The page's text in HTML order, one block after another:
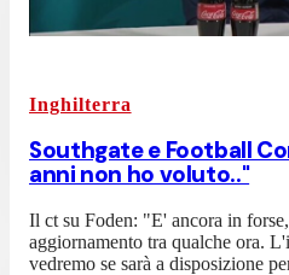
Inghilterra
Southgate e Football
anni non ho voluto.."
Il ct su Foden: "E' ancora in
aggiornamento tra qualche ora.
vedremo se sarà a disposizione